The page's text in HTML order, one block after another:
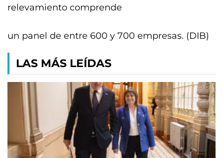
relevamiento comprende
un panel de entre 600 y 700 empresas. (DIB)
LAS MÁS LEÍDAS